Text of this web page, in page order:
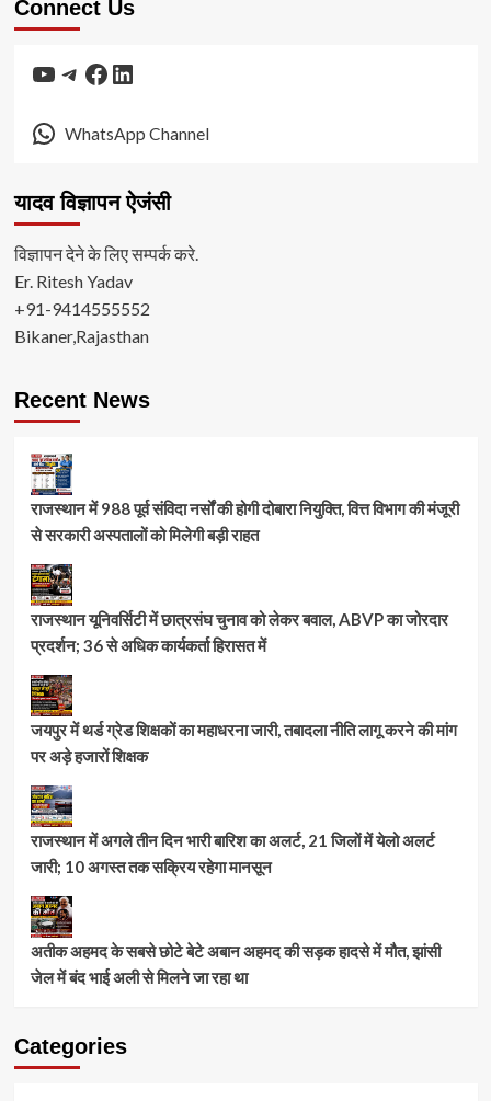
Connect Us
YouTube
Telegram
Facebook
LinkedIn
WhatsApp Channel
यादव विज्ञापन ऐजंसी
विज्ञापन देने के लिए सम्पर्क करे.
Er. Ritesh Yadav
+91-9414555552
Bikaner,Rajasthan
Recent News
राजस्थान में 988 पूर्व संविदा नर्सों की होगी दोबारा नियुक्ति, वित्त विभाग की मंजूरी
से सरकारी अस्पतालों को मिलेगी बड़ी राहत
राजस्थान यूनिवर्सिटी में छात्रसंघ चुनाव को लेकर बवाल, ABVP का जोरदार
प्रदर्शन; 36 से अधिक कार्यकर्ता हिरासत में
जयपुर में थर्ड ग्रेड शिक्षकों का महाधरना जारी, तबादला नीति लागू करने की मांग
पर अड़े हजारों शिक्षक
राजस्थान में अगले तीन दिन भारी बारिश का अलर्ट, 21 जिलों में येलो अलर्ट
जारी; 10 अगस्त तक सक्रिय रहेगा मानसून
अतीक अहमद के सबसे छोटे बेटे अबान अहमद की सड़क हादसे में मौत, झांसी
जेल में बंद भाई अली से मिलने जा रहा था
Categories